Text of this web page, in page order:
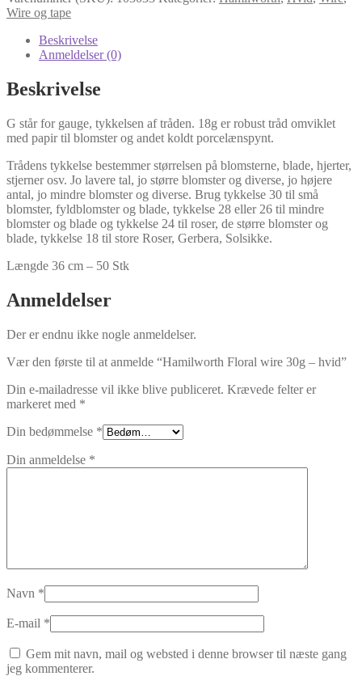
30g
-
hvid
antal
Wire og tape
Beskrivelse
Anmeldelser (0)
Beskrivelse
G står for gauge, tykkelsen af ​​tråden. 18g er robust tråd omviklet
med papir til blomster og andet koldt porcelænspynt.
Trådens tykkelse bestemmer størrelsen på blomsterne, blade, hjerter,
stjerner osv. Jo lavere tal, jo større blomster og diverse, jo højere
antal, jo mindre blomster og diverse. Brug tykkelse 30 til små
blomster, fyldblomster og blade, tykkelse 28 eller 26 til mindre
blomster og blade og tykkelse 24 til roser, de større blomster og
blade, tykkelse 18 til store Roser, Gerbera, Solsikke.
Længde 36 cm – 50 Stk
Anmeldelser
Der er endnu ikke nogle anmeldelser.
Vær den første til at anmelde “Hamilworth Floral wire 30g – hvid”
Din e-mailadresse vil ikke blive publiceret. Krævede felter er
markeret med *
Din bedømmelse *
Din anmeldelse *
Navn *
E-mail *
Gem mit navn, mail og websted i denne browser til næste gang
jeg kommenterer.